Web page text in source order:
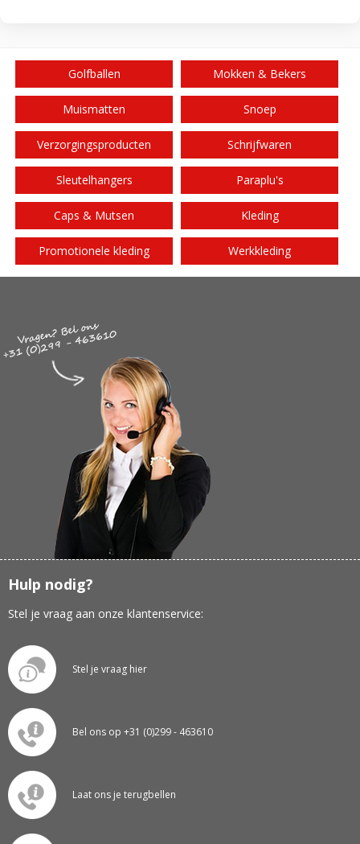
Golfballen Mokken & Bekers
Muismatten Snoep
Verzorgingsproducten Schrijfwaren
Sleutelhangers Paraplu's
Caps & Mutsen Kleding
Promotionele kleding Werkkleding
Hulp nodig?
Stel je vraag aan onze klantenservice:
Stel je vraag hier
Bel ons op +31 (0)299 - 463610
Laat ons je terugbellen